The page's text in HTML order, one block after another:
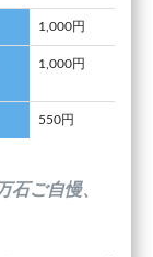
1,000円
1,000円
550円
石ご自慢、